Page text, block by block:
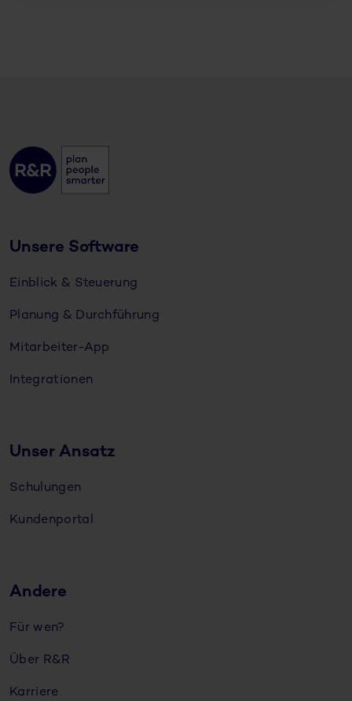
Unsere Software
Einblick & Steuerung
Planung & Durchführung
Mitarbeiter-App
Integrationen
Unser Ansatz
Schulungen
Kundenportal
Andere
Für wen?
Über R&R
Karriere